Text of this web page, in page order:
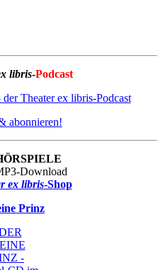
libris-Podcast
abonnieren!
Download
ex libris-Shop
Prinz